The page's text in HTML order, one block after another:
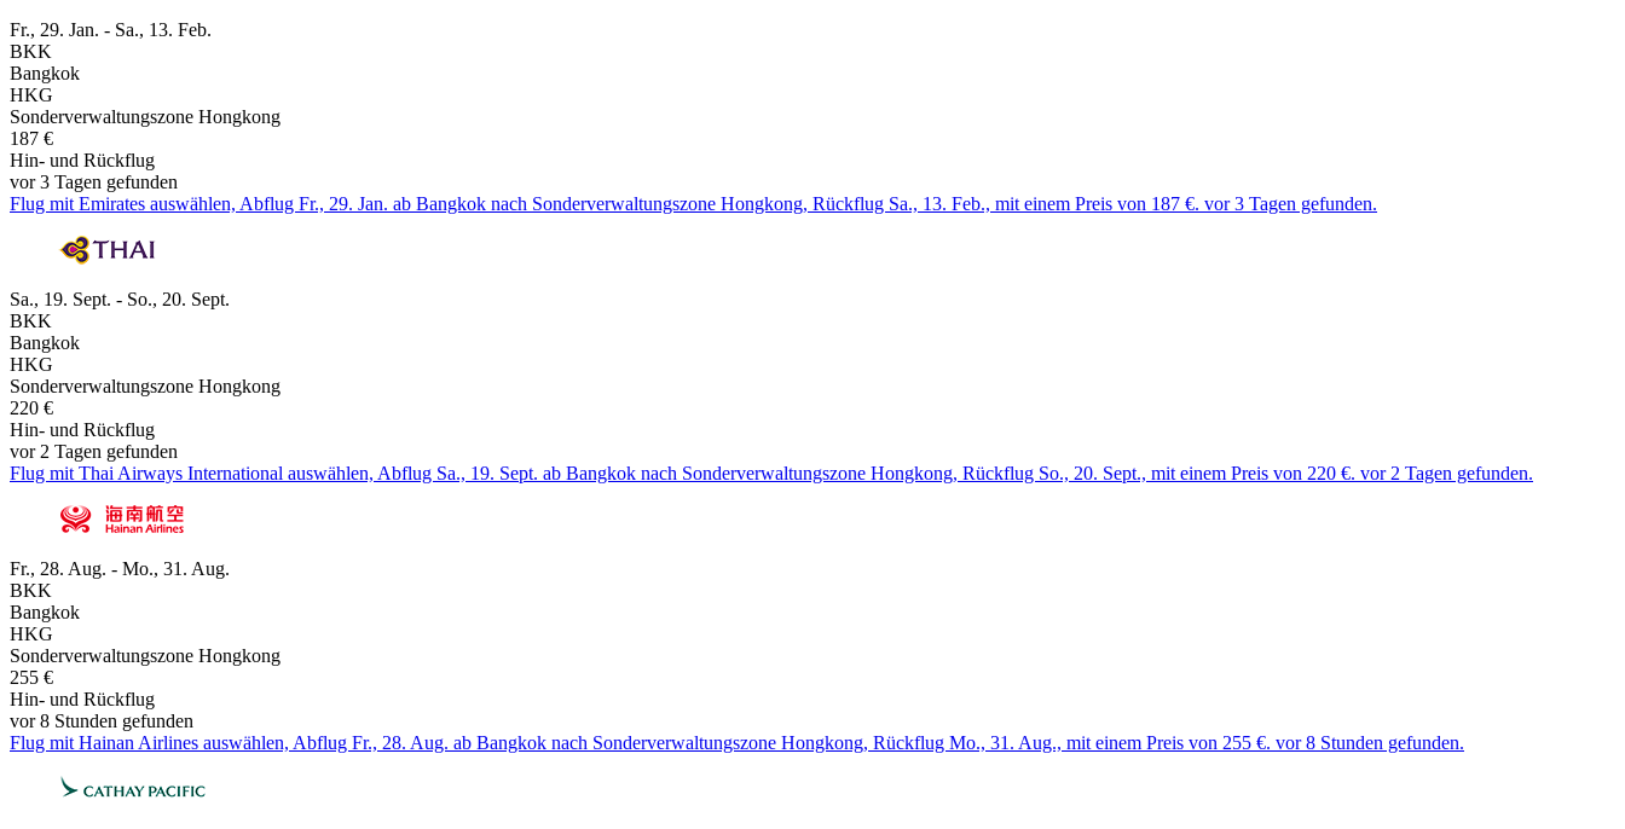
Fr., 29. Jan. - Sa., 13. Feb.
BKK
Bangkok
HKG
Sonderverwaltungszone Hongkong
187 €
Hin- und Rückflug
vor 3 Tagen gefunden
Flug mit Emirates auswählen, Abflug Fr., 29. Jan. ab Bangkok nach Sonderverwaltungszone Hongkong, Rückflug Sa., 13. Feb., mit einem Preis von 187 €. vor 3 Tagen gefunden.
Sa., 19. Sept. - So., 20. Sept.
BKK
Bangkok
HKG
Sonderverwaltungszone Hongkong
220 €
Hin- und Rückflug
vor 2 Tagen gefunden
Flug mit Thai Airways International auswählen, Abflug Sa., 19. Sept. ab Bangkok nach Sonderverwaltungszone Hongkong, Rückflug So., 20. Sept., mit einem Preis von 220 €. vor 2 Tagen gefunden.
Fr., 28. Aug. - Mo., 31. Aug.
BKK
Bangkok
HKG
Sonderverwaltungszone Hongkong
255 €
Hin- und Rückflug
vor 8 Stunden gefunden
Flug mit Hainan Airlines auswählen, Abflug Fr., 28. Aug. ab Bangkok nach Sonderverwaltungszone Hongkong, Rückflug Mo., 31. Aug., mit einem Preis von 255 €. vor 8 Stunden gefunden.